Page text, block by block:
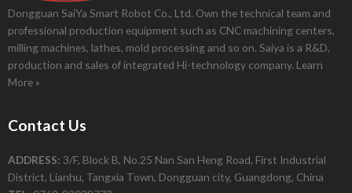
Dongguan SaiYa Smart Robot Co., Ltd. Own the technical team and
professional production equipment such as CNC machining centers,
milling machines, lathes, mold processing and so on. Saiya is a R&D,
production and sales of integrated Hi-technology company. Learn
More »
Contact Us
ADDRESS: 3/F, Block B, No.25 Nan San Heng Road, First Industrial
District, Lianhu, Tangxia Town, Dongguan city, Guangdong, China